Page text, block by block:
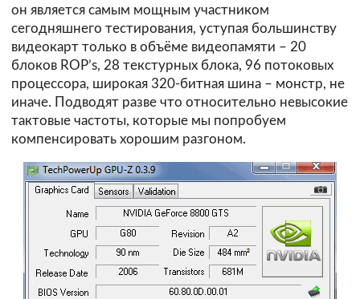
он является самым мощным участником
сегодняшнего тестирования, уступая большинству
видеокарт только в объёме видеопамяти – 20
блоков ROP’s, 28 текстурных блока, 96 потоковых
процессора, широкая 320-битная шина – монстр, не
иначе. Подводят разве что относительно невысокие
тактовые частоты, которые мы попробуем
компенсировать хорошим разгоном.